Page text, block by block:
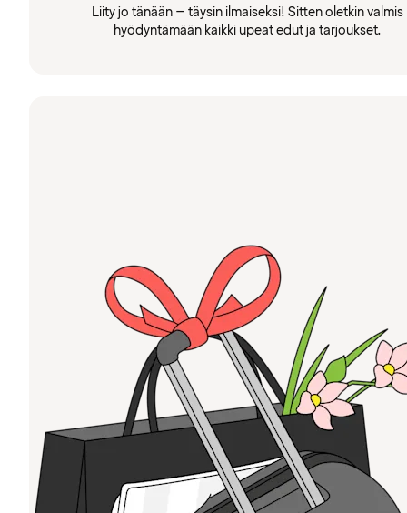
Liity jo tänään – täysin ilmaiseksi! Sitten oletkin valmis
hyödyntämään kaikki upeat edut ja tarjoukset.